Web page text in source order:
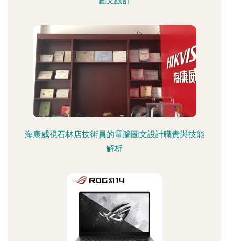
海康威視石林店技術員的電腦圖文設計職責與技能
解析